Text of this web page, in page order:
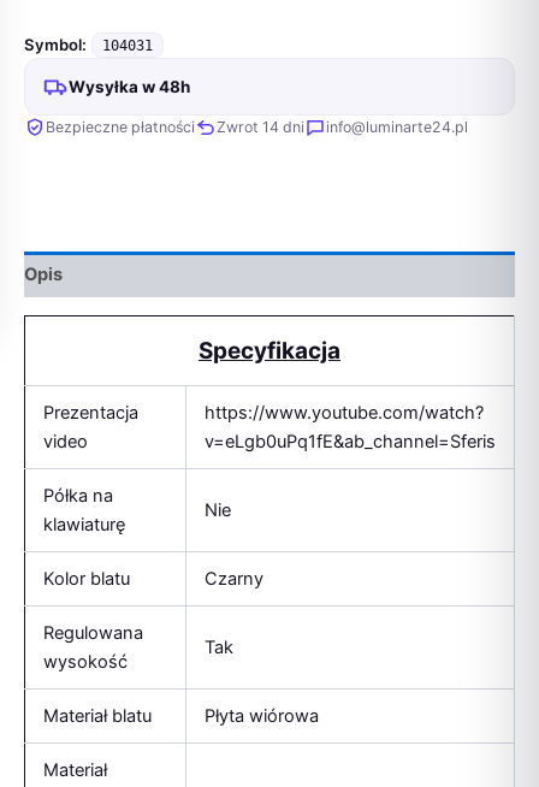
Symbol: 104031
Wysyłka w 48h
Bezpieczne płatności Zwrot 14 dni info@luminarte24.pl
Opis
Specyfikacja
Prezentacja
video
https://www.youtube.com/watch?
v=eLgb0uPq1fE&ab_channel=Sferis
Półka na
klawiaturę
Nie
Kolor blatu Czarny
Regulowana
wysokość
Tak
Materiał blatu Płyta wiórowa
Materiał